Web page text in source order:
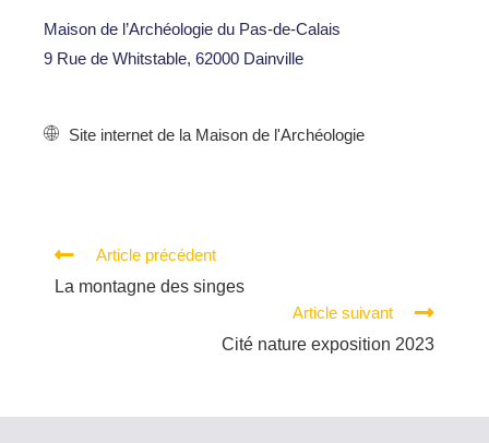
Maison de l’Archéologie du Pas-de-Calais
9 Rue de Whitstable, 62000 Dainville
Site internet de la Maison de l'Archéologie
Article précédent
La montagne des singes
Article suivant
Cité nature exposition 2023